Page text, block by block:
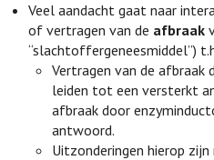
Veel aandacht gaat naar
of vertragen van de afbraak
“slachtoffergeneesmiddel”)
Vertragen van de afbraak
leiden tot een versterkt
afbraak door
antwoord.
Uitzonderingen hierop